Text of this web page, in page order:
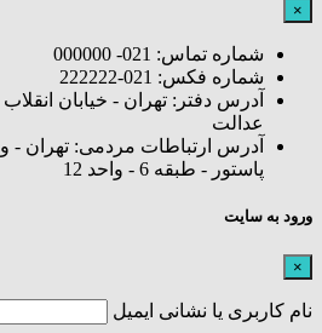
×
شماره تماس: 021- 000000
شماره فکس: 021-222222
آدرس دفتر: تهران - خیابان
عدالت
آدرس ارتباطات مردمی: تهران -
پاستور - طبقه 6 - واحد 12
ورود به سایت
×
نام کاربری یا نشانی ایمیل